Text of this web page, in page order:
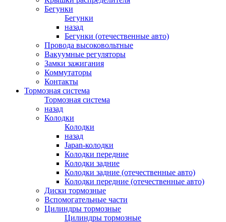
Бегунки
Бегунки
назад
Бегунки (отечественные авто)
Провода высоковольтные
Вакуумные регуляторы
Замки зажигания
Коммутаторы
Контакты
Тормозная система
Тормозная система
назад
Колодки
Колодки
назад
Japan-колодки
Колодки передние
Колодки задние
Колодки задние (отечественные авто)
Колодки передние (отечественные авто)
Диски тормозные
Вспомогательные части
Цилиндры тормозные
Цилиндры тормозные